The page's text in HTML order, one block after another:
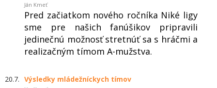
Ján Kmeť
Pred začiatkom nového ročníka Niké ligy
sme pre našich fanúšikov pripravili
jedinečnú možnosť stretnúť sa s hráčmi a
realizačným tímom A-mužstva.
20.7. Výsledky mládežníckych tímov